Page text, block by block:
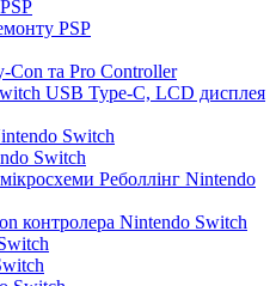
PSP
Con та Pro Controller
USB Type-C, LCD дисплея
Switch
Switch
Реболлінг Nintendo
контролера Nintendo Switch